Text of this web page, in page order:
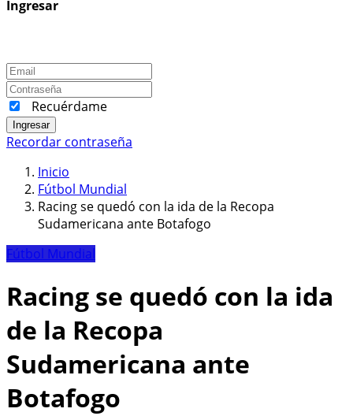
Ingresar
Recuérdame
Ingresar
Recordar contraseña
Inicio
Fútbol Mundial
Racing se quedó con la ida de la Recopa
Sudamericana ante Botafogo
Fútbol Mundial
Racing se quedó con la ida
de la Recopa
Sudamericana ante
Botafogo